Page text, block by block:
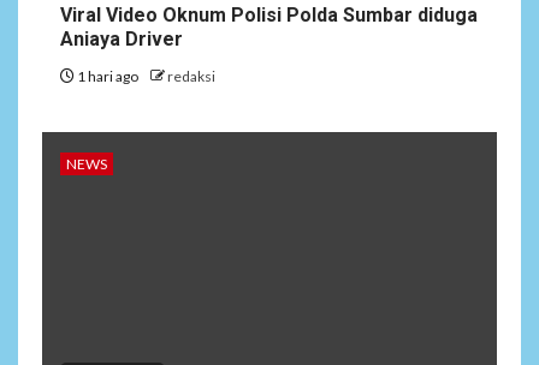
Viral Video Oknum Polisi Polda Sumbar diduga
Aniaya Driver
1 hari ago redaksi
NEWS